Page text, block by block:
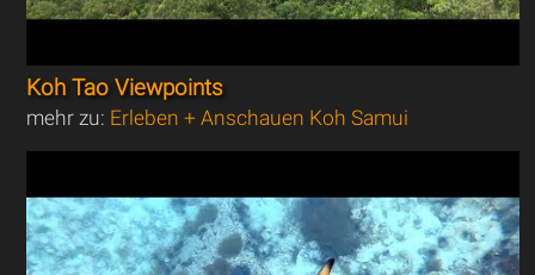
Koh Tao Viewpoints
mehr zu: Erleben + Anschauen Koh Samui